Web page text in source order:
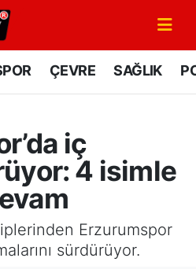
ÇEVRE SAĞLIK
iç
4 isimle
Erzurumspor
sürdürüyor.
Haritası
ve Fikstür